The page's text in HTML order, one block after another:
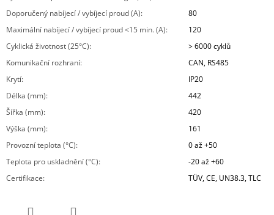
Doporučený nabíjecí / vybíjecí proud (A):
80
Maximální nabíjecí / vybíjecí proud <15 min. (A):
120
Cyklická životnost (25°C):
> 6000 cyklů
Komunikační rozhraní:
CAN, RS485
Krytí:
IP20
Délka (mm):
442
Šířka (mm):
420
Výška (mm):
161
Provozní teplota (°C):
0 až +50
Teplota pro uskladnění (°C):
-20 až +60
Certifikace: TÜV, CE, UN38.3, TLC